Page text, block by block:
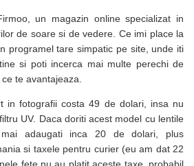
un magazin online specializat in
de soare si de vedere. Ce imi place la
programel tare simpatic pe site, unde iti
si poti incerca mai multe perechi de
te avantajeaza.
in fotografii costa 49 de dolari, insa nu
UV. Daca doriti acest model cu lentile
adaugati inca 20 de dolari, plus
si taxele pentru curier (eu am dat 22